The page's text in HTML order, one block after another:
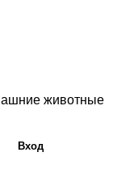
животные
Вход